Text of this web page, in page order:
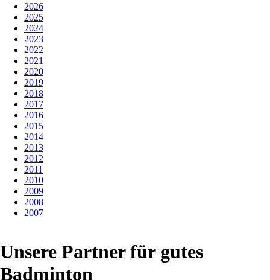
2026
2025
2024
2023
2022
2021
2020
2019
2018
2017
2016
2015
2014
2013
2012
2011
2010
2009
2008
2007
Unsere Partner für gutes
Badminton